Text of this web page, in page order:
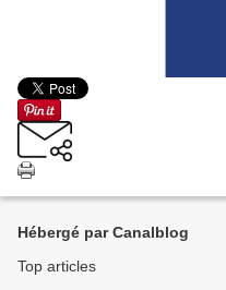
Hébergé par Canalblog
Top articles